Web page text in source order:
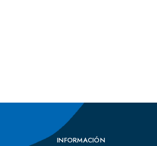
INFORMACIÓN